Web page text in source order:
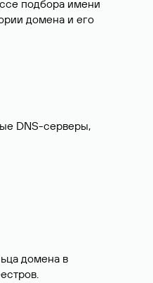
подбора имени
домена и его
DNS-серверы,
домена в